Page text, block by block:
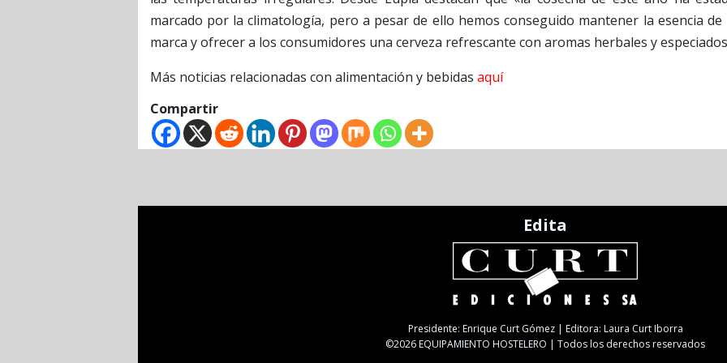
marcado por la climatología, pero a pesar de ello hemos conseguido mantener la esencia de
marca y ofrecer a los consumidores una cerveza refrescante con aromas herbales y
Más noticias relacionadas con alimentación y bebidas aquí
Compartir
Edita
Presidente: Enrique Curt Gómez | Editora: Laura Curt Iborra
©2026 EQUIPAMIENTO HOSTELERO | Todos los derechos reservados